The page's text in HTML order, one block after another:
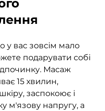
у вас зовсім мало
подарувати собі
Масаж
15 хвилин,
заспокоює і
м'язову напругу, а